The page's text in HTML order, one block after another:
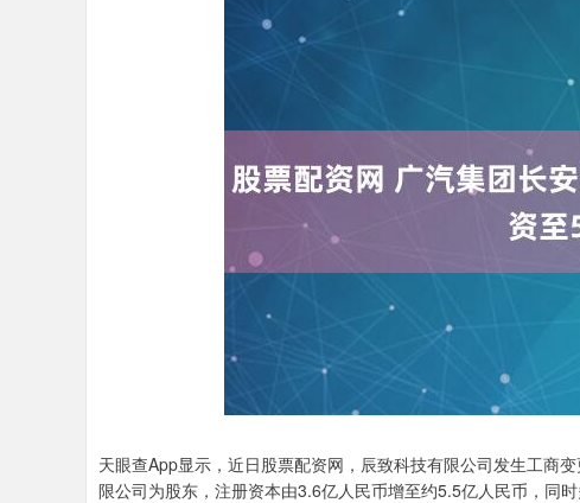
天眼查App显示，近日股票配资网，辰致科技有限公司发生工商
限公司为股东，注册资本由3.6亿人民币增至约5.5亿人民币，同时